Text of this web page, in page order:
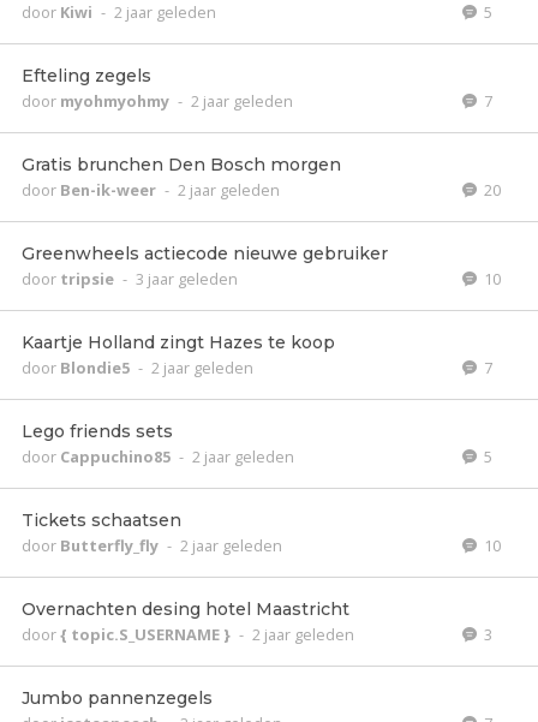
door Kiwi - 2 jaar geleden 5
Efteling zegels
door myohmyohmy - 2 jaar geleden 7
Gratis brunchen Den Bosch morgen
door Ben-ik-weer - 2 jaar geleden 20
Greenwheels actiecode nieuwe gebruiker
door tripsie - 3 jaar geleden 10
Kaartje Holland zingt Hazes te koop
door Blondie5 - 2 jaar geleden 7
Lego friends sets
door Cappuchino85 - 2 jaar geleden 5
Tickets schaatsen
door Butterfly_fly - 2 jaar geleden 10
Overnachten desing hotel Maastricht
door{ topic.S_USERNAME } - 2 jaar geleden 3
Jumbo pannenzegels